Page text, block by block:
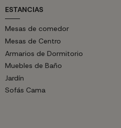
ESTANCIAS
Mesas de comedor
Mesas de Centro
Armarios de Dormitorio
Muebles de Baño
Jardín
Sofás Cama